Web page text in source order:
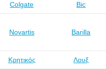
Colgate Bic
Novartis Barilla
Κρητικός Λουξ